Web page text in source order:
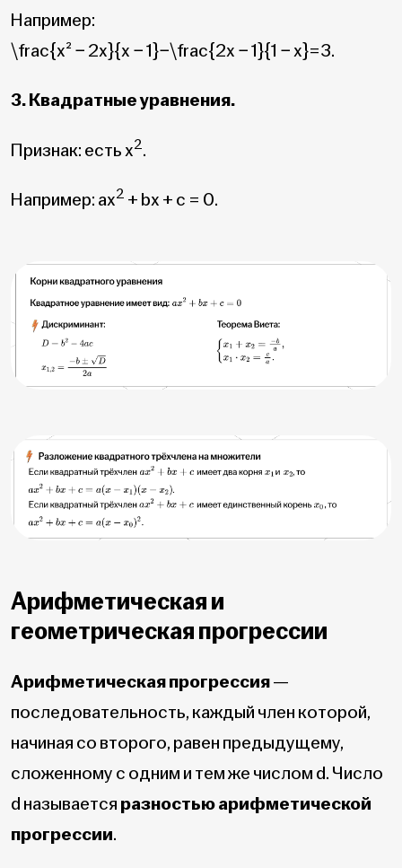
Например:
\frac{x² − 2x}{x − 1}−\frac{2x − 1}{1 − x}=3.
3. Квадратные уравнения.
Признак: есть x2.
Например: ax2 + bx + c = 0.
Арифметическая и
геометрическая прогрессии
Арифметическая прогрессия—
последовательность, каждый член которой,
начиная со второго, равен предыдущему,
сложенному с одним и тем же числом d. Число
d называется разностью арифметической
прогрессии.